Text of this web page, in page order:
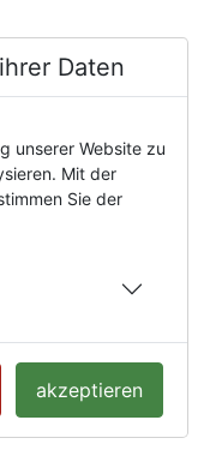
Daten
unserer Website zu
Mit der
Sie der
akzeptieren